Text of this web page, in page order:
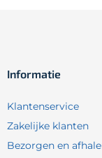
Informatie
Klantenservice
Zakelijke klanten
Bezorgen en